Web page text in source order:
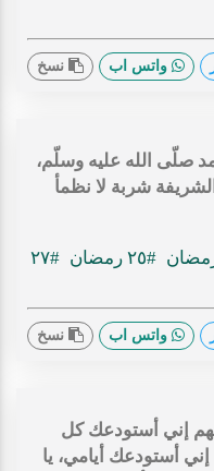
واتس اب نسخ
صلّى الله عليه وسلّم،
شربة لا نظمأ
#٢٥ رمضان
#٢٧
واتس اب نسخ
إني أستودعك كل
أستودعك أيامي، يا